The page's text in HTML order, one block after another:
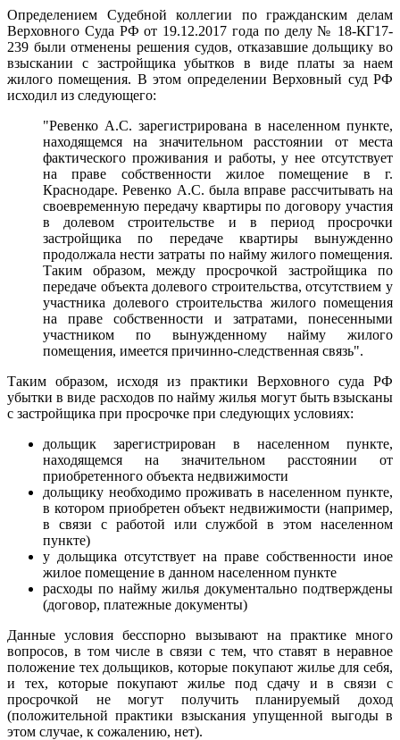
Определением Судебной коллегии по гражданским делам
Верховного Суда РФ от 19.12.2017 года по делу № 18-КГ17-
239 были отменены решения судов, отказавшие дольщику во
взыскании с застройщика убытков в виде платы за наем
жилого помещения. В этом определении Верховный суд РФ
исходил из следующего:
"Ревенко А.С. зарегистрирована в населенном пункте,
находящемся на значительном расстоянии от места
фактического проживания и работы, у нее отсутствует
на праве собственности жилое помещение в г.
Краснодаре. Ревенко А.С. была вправе рассчитывать на
своевременную передачу квартиры по договору участия
в долевом строительстве и в период просрочки
застройщика по передаче квартиры вынужденно
продолжала нести затраты по найму жилого помещения.
Таким образом, между просрочкой застройщика по
передаче объекта долевого строительства, отсутствием у
участника долевого строительства жилого помещения
на праве собственности и затратами, понесенными
участником по вынужденному найму жилого
помещения, имеется причинно-следственная связь".
Таким образом, исходя из практики Верховного суда РФ
убытки в виде расходов по найму жилья могут быть взысканы
с застройщика при просрочке при следующих условиях:
дольщик зарегистрирован в населенном пункте,
находящемся на значительном расстоянии от
приобретенного объекта недвижимости
дольщику необходимо проживать в населенном пункте,
в котором приобретен объект недвижимости (например,
в связи с работой или службой в этом населенном
пункте)
у дольщика отсутствует на праве собственности иное
жилое помещение в данном населенном пункте
расходы по найму жилья документально подтверждены
(договор, платежные документы)
Данные условия бесспорно вызывают на практике много
вопросов, в том числе в связи с тем, что ставят в неравное
положение тех дольщиков, которые покупают жилье для себя,
и тех, которые покупают жилье под сдачу и в связи с
просрочкой не могут получить планируемый доход
(положительной практики взыскания упущенной выгоды в
этом случае, к сожалению, нет).